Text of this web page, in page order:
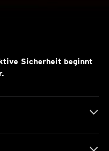
Sicherheit beginnt